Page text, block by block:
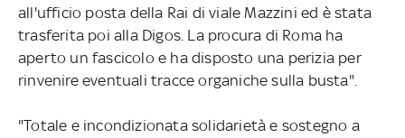
all'ufficio posta della Rai di viale Mazzini ed è stata
trasferita poi alla Digos. La procura di Roma ha
aperto un fascicolo e ha disposto una perizia per
rinvenire eventuali tracce organiche sulla busta".
"Totale e incondizionata solidarietà e sostegno a